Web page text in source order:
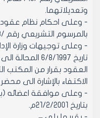
وتعديلاتهما.
- وعلى احكام نظام عقود
بالمرسوم التشريعي رقم /228/ تاريخ 22/9/1961.
تاريخ 6/8/1997
العقود بقرار من المكتب
الاكتفاء بالإشارة الى
- وعلى موافقة اعضائه
بتاريخ 21/2/2001م.